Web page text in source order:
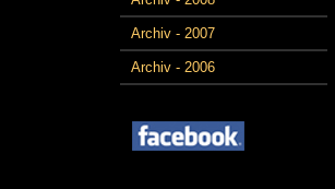
Archiv - 2007
Archiv - 2006